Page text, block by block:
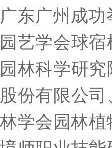
广东广州成功
园艺学会球
园林科学研究
股份有限公
林学会园林